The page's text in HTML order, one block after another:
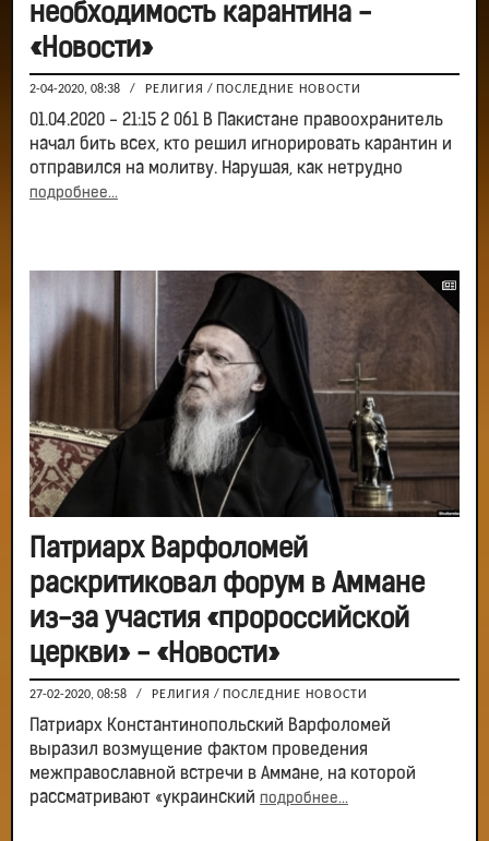
необходимость карантина -
«Новости»
2-04-2020, 08:38 / РЕЛИГИЯ / ПОСЛЕДНИЕ НОВОСТИ
01.04.2020 - 21:15 2 061 В Пакистане правоохранитель
начал бить всех, кто решил игнорировать карантин и
отправился на молитву. Нарушая, как нетрудно
подробнее...
Патриарх Варфоломей
раскритиковал форум в Аммане
из-за участия «пророссийской
церкви» - «Новости»
27-02-2020, 08:58 / РЕЛИГИЯ / ПОСЛЕДНИЕ НОВОСТИ
Патриарх Константинопольский Варфоломей
выразил возмущение фактом проведения
межправославной встречи в Аммане, на которой
рассматривают «украинский подробнее...